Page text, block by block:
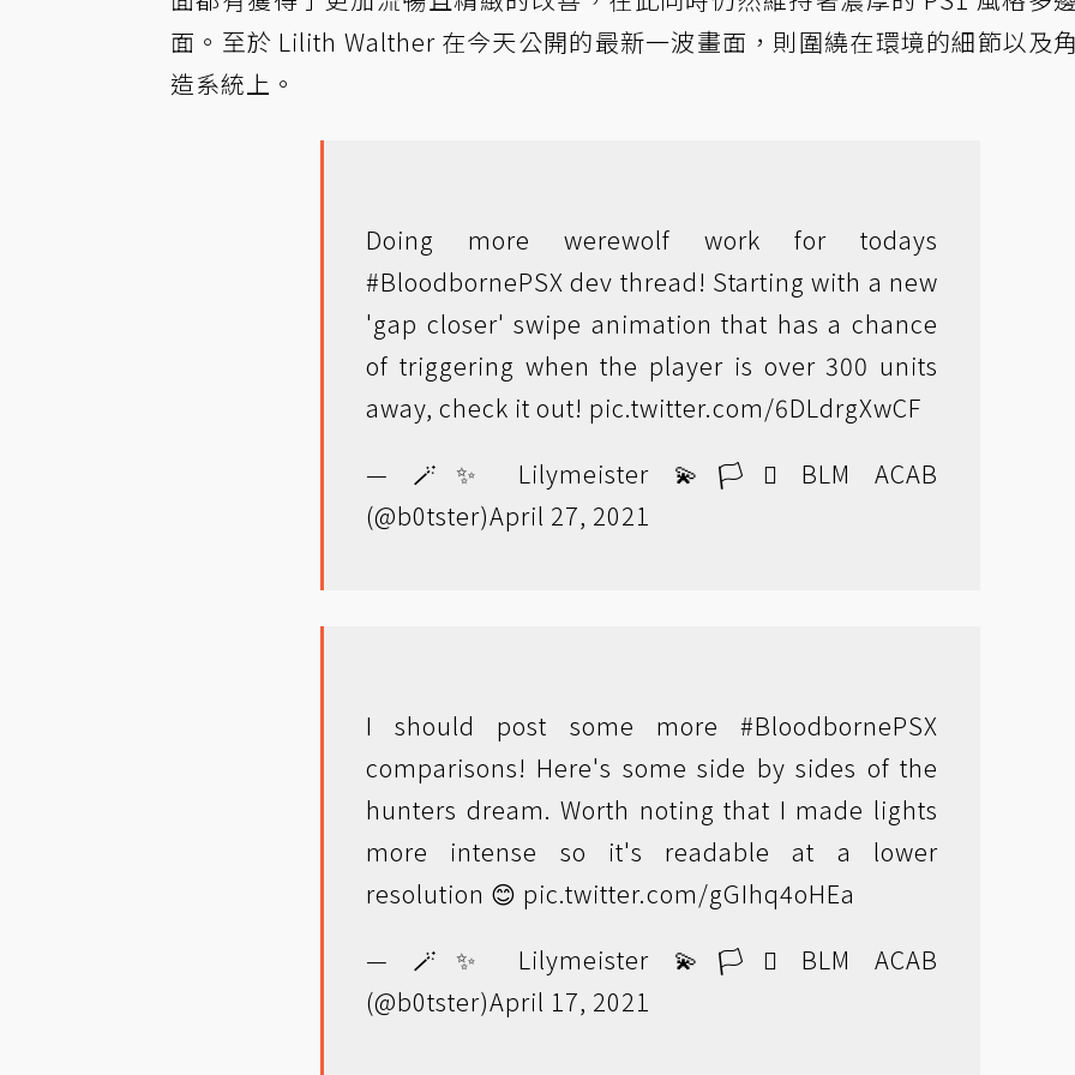
面。至於 Lilith Walther 在今天公開的最新一波畫面，則圍繞在環境的細節以及
造系統上。
Doing more werewolf work for todays
#BloodbornePSX dev thread! Starting with a new
'gap closer' swipe animation that has a chance
of triggering when the player is over 300 units
away, check it out! pic.twitter.com/6DLdrgXwCF
— 🪄✨ Lilymeister 💫🏳️‍⚧️ BLM ACAB
(@b0tster)April 27, 2021
I should post some more #BloodbornePSX
comparisons! Here's some side by sides of the
hunters dream. Worth noting that I made lights
more intense so it's readable at a lower
resolution 😊 pic.twitter.com/gGIhq4oHEa
— 🪄✨ Lilymeister 💫🏳️‍⚧️ BLM ACAB
(@b0tster)April 17, 2021